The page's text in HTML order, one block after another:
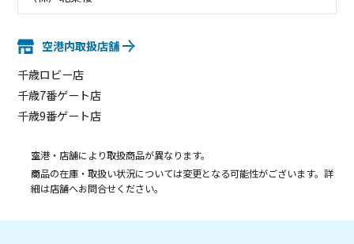
空港内取扱店舗
千歳ロビー店
千歳7番ゲート店
千歳9番ゲート店
空港・店舗により取扱商品が異なります。
商品の在庫・取扱い状況については変更となる可能性がございます。詳
細は店舗へお問合せください。